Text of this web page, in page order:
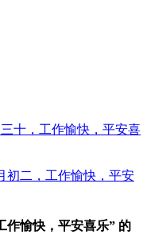
十，工作愉快，平安喜
初二，工作愉快，平安
作愉快，平安喜乐” 的